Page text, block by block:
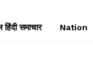
हिंदी समाचार Nation